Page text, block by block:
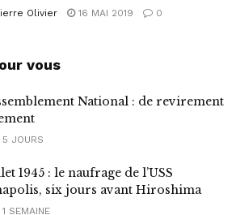
Olivier 16 MAI 2019 0
vous
National : de revirement
JOURS
1945 : le naufrage de l’USS
six jours avant Hiroshima
SEMAINE